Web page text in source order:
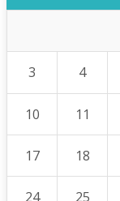
3 4
10 11
17 18
24 25